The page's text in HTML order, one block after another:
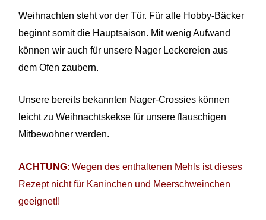
Weihnachten steht vor der Tür. Für alle Hobby-Bäcker
beginnt somit die Hauptsaison. Mit wenig Aufwand
können wir auch für unsere Nager Leckereien aus
dem Ofen zaubern.
Unsere bereits bekannten Nager-Crossies können
leicht zu Weihnachtskekse für unsere flauschigen
Mitbewohner werden.
ACHTUNG: Wegen des enthaltenen Mehls ist dieses
Rezept nicht für Kaninchen und Meerschweinchen
geeignet!!